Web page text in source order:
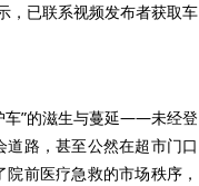
，已联系视频发布者获取车
车”的滋生与蔓延——未经登
路，甚至公然在超市门口
前医疗急救的市场秩序，